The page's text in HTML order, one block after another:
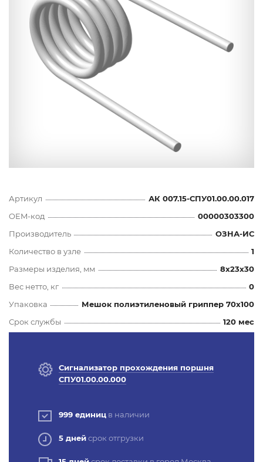
Артикул
АК 007.15-СПУ01.00.00.017
OEM-код
00000303300
Производитель
ОЗНА-ИС
Количество в узле
1
Размеры изделия, мм
8x23x30
Вес нетто, кг
0
Упаковка
Мешок полиэтиленовый гриппер 70х100
Срок службы
120 мес
Сигнализатор прохождения поршня
СПУ01.00.00.000
999 единиц в наличии
5 днейсрок отгрузки